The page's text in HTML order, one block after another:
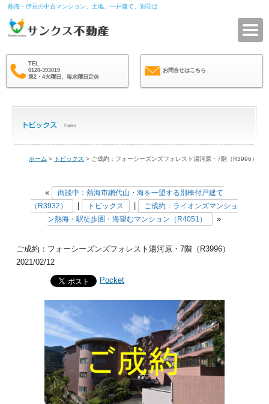
熱海・伊豆の中古マンション、土地、一戸建て、別荘は
TEL
0120-393019
第2・4火曜日、毎水曜日定休
お問合せはこちら
ホーム > トピックス > ご成約：フォーシーズンズフォレスト湯河原・7階（R3996）
«
商談中：熱海市網代山・海を一望する別棟付戸建て
（R3932）
トピックス
ご成約：ライオンズマンショ
ン熱海・駅徒歩圏・海望むマンション（R4051）
»
ご成約：フォーシーズンズフォレスト湯河原・7階（R3996）
2021/02/12
Pocket